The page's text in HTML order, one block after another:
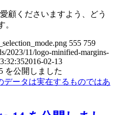
顧くださいますよう、どう
。
555 759
2023/11/logo-minified-margins-
2016-02-13
を公開しました